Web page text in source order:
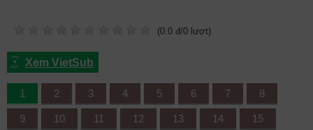
(0.0 đ/0 lượt)
Xem VietSub
1 2 3 4 5 6 7 8
9 10 11 12 13 14 15